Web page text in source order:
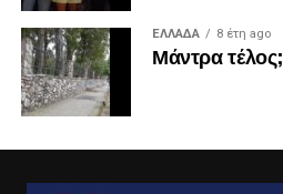
ΕΛΛΑΔΑ 8 έτη ago
Μάντρα τέλος;